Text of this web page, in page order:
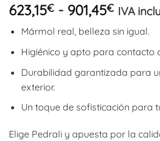
623,15€ - 901,45€Rango
de
precios:
desde
623,15€
hasta
IVA
Mármol real, belleza sin igual.
Higiénico y apto para contacto
Durabilidad garantizada para
exterior.
Un toque de sofisticación para
Elige Pedrali y apuesta por la